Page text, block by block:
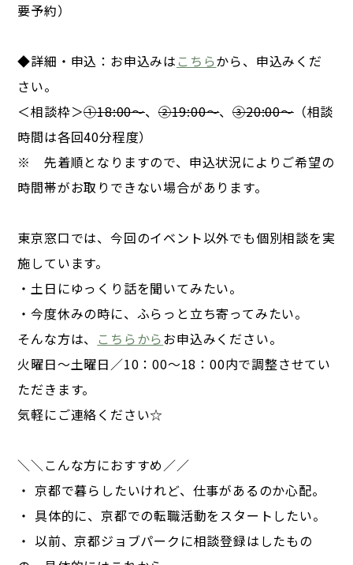
要予約）
◆詳細・申込：お申込みは こちらから、申込みくだ
さい。
＜相談枠＞①18:00～、②19:00～、③20:00～（相談
時間は各回40分程度）
※ 先着順となりますので、申込状況によりご希望の
時間帯がお取りできない場合があります。
東京窓口では、今回のイベント以外でも個別相談を実
施しています。
・土日にゆっくり話を聞いてみたい。
・今度休みの時に、ふらっと立ち寄ってみたい。
そんな方は、 こちらからお申込みください。
火曜日～土曜日／10：00～18：00内で調整させてい
ただきます。
気軽にご連絡ください☆
＼＼こんな方におすすめ／／
・ 京都で暮らしたいけれど、仕事があるのか心配。
・ 具体的に、京都での転職活動をスタートしたい。
・ 以前、京都ジョブパークに相談登録はしたもの